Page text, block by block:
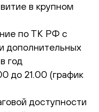
в крупном
по ТК РФ с
дополнительных
год
до 21.00 (график
доступности